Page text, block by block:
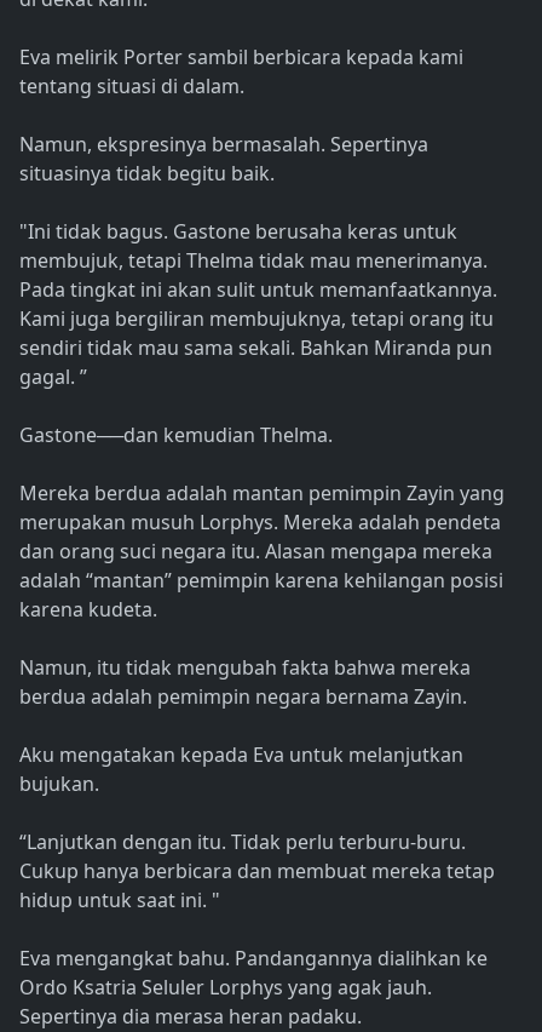
Eva melirik Porter sambil berbicara kepada kami
tentang situasi di dalam.
Namun, ekspresinya bermasalah. Sepertinya
situasinya tidak begitu baik.
"Ini tidak bagus. Gastone berusaha keras untuk
membujuk, tetapi Thelma tidak mau menerimanya.
Pada tingkat ini akan sulit untuk memanfaatkannya.
Kami juga bergiliran membujuknya, tetapi orang itu
sendiri tidak mau sama sekali. Bahkan Miranda pun
gagal. ”
Gastone──dan kemudian Thelma.
Mereka berdua adalah mantan pemimpin Zayin yang
merupakan musuh Lorphys. Mereka adalah pendeta
dan orang suci negara itu. Alasan mengapa mereka
adalah “mantan” pemimpin karena kehilangan posisi
karena kudeta.
Namun, itu tidak mengubah fakta bahwa mereka
berdua adalah pemimpin negara bernama Zayin.
Aku mengatakan kepada Eva untuk melanjutkan
bujukan.
“Lanjutkan dengan itu. Tidak perlu terburu-buru.
Cukup hanya berbicara dan membuat mereka tetap
hidup untuk saat ini. "
Eva mengangkat bahu. Pandangannya dialihkan ke
Ordo Ksatria Seluler Lorphys yang agak jauh.
Sepertinya dia merasa heran padaku.